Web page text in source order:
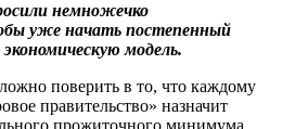
немножечко
уже начать постепенный
модель.
поверить в то, что каждому
правительство» назначит
прожиточного минимума.